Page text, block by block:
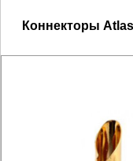
Коннекторы